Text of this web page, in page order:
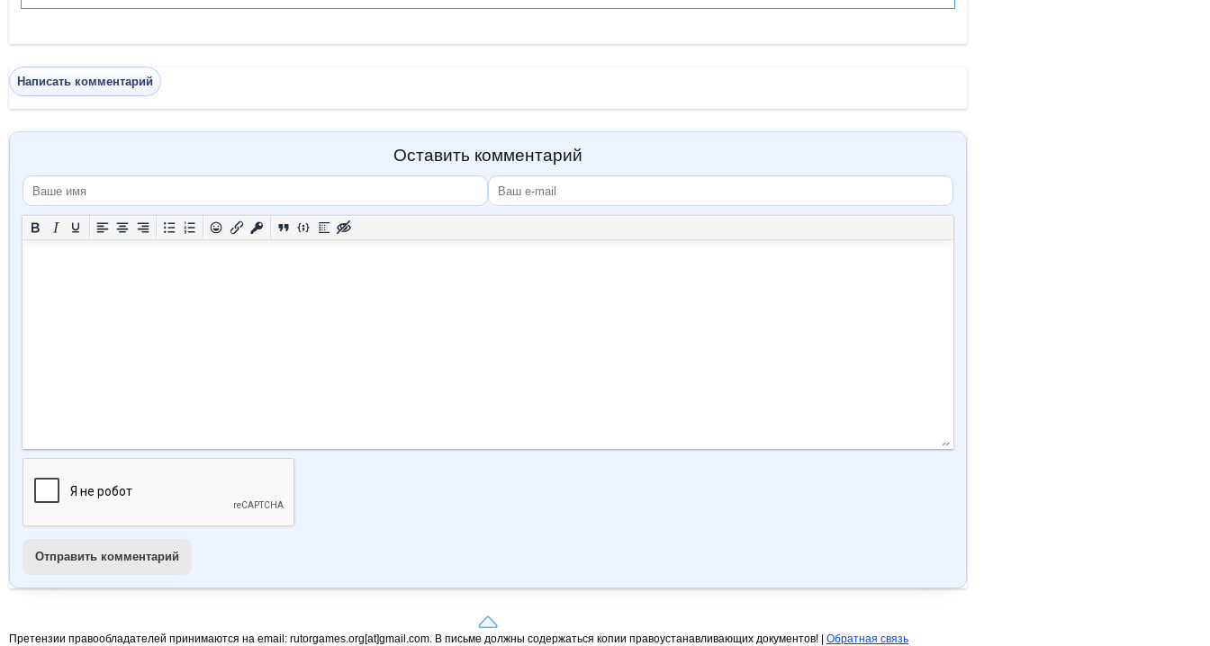
Написать комментарий
Оставить комментарий
Отправить комментарий
Претензии правообладателей принимаются на email: rutorgames.org[at]gmail.com. В письме должны содержаться копии правоустанавливающих документов! | Обратная связь